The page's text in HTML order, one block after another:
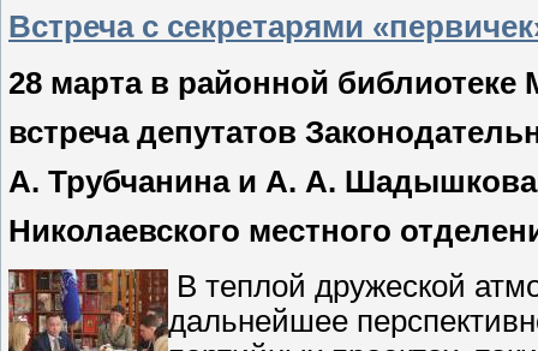
Встреча с секретарями
28 марта в районной
встреча депутатов
А. Трубчанина и А. А. Шадышкова
Николаевского местного
В теплой дружеской
дальнейшее